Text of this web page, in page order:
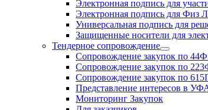
Электронная подпись для
Электронная подпись для Физ
Универсальная подпись для
Защищенные носители для
Тендерное сопровождение
Сопровождение закупок по
Сопровождение закупок по
Сопровождение закупок по
Представление интересов в
Мониторинг Закупок